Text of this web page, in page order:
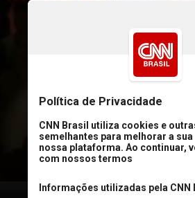
público pela primeira vez